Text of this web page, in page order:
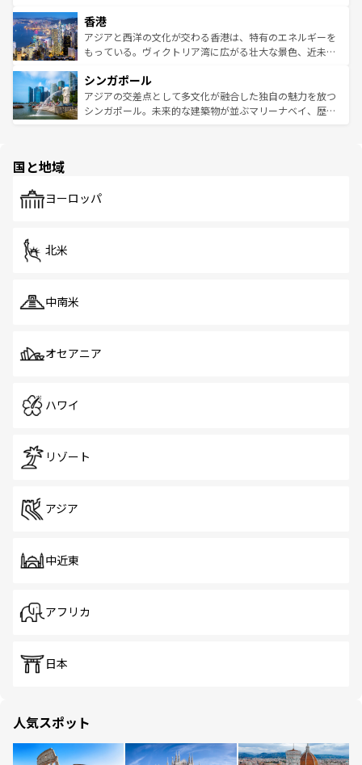
とつ。フォーやバインミー、ベトナムコーヒーなどは、ぜ
ひ現地で味わいたい。どの地域を訪れてもあたたかい人々
が旅行者を迎えてくれるので、きっと忘れられない旅にな
参照してほしい。
の活気が交差している。北部ではチェンマイなどの山岳地
帯で自然と触れ合い、南部ではプーケットやクラビの美し
いビーチでリゾート気分を楽しむことができる。タイ料理
激する。気候は一年中温暖で、どの季節にも異なる楽しみ
が待っている。親しみやすいタイの人々、仏教を中心とし
た文化、そして多様な観光資源が、訪れる旅人を魅了し続
香港
アジアと西洋の文化が交わる香港は、特有のエネルギーを
もっている。ヴィクトリア湾に広がる壮大な景色、近未来
み、どこを訪れても感動するはず。観光スポットが密集し
ており、効率よく見どころを回れるのも魅力。息をのむよ
うな絶景から文化的な体験まで、香港を存分に楽しみ尽く
シンガポール
アジアの交差点として多文化が融合した独自の魅力を放つ
シンガポール。未来的な建築物が並ぶマリーナベイ、歴史
で、ホーカーズは地元の風情を楽しめる外せないスポット
国と地域
ヨーロッパ
北米
中南米
オセアニア
ハワイ
リゾート
アジア
中近東
アフリカ
日本
人気スポット